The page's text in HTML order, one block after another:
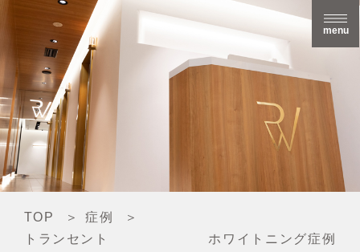
TOP
症例
トランセント ホワイトニング症例
menu